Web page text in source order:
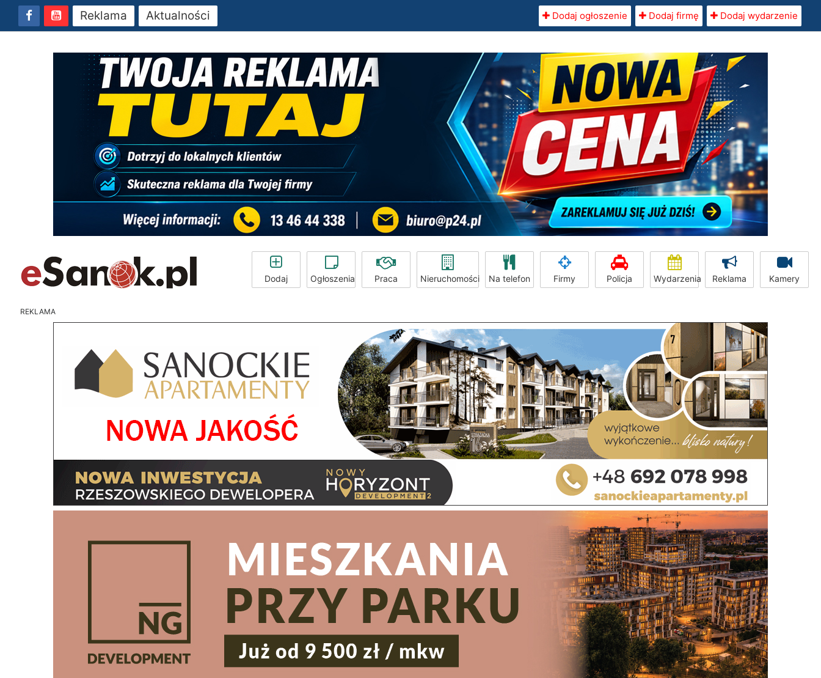
Reklama Aktualności Dodaj ogłoszenie Dodaj firmę Dodaj wydarzenie
Dodaj Ogłoszenia Praca Nieruchomości Na telefon Firmy Policja Wydarzenia Reklama Kamery
REKLAMA